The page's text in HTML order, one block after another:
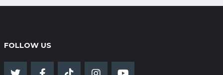
FOLLOW US